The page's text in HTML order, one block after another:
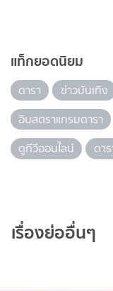
แท็กยอดนิยม
ดารา ข่าวบันเทิง
อินสตราแกรมดารา
ดูทีวีออนไลน์
ดา
เรื่องย่ออื่นๆ